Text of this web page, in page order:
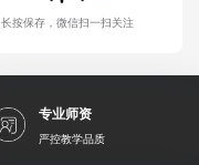
长按保存，微信扫一扫关注
专业师资
严控教学品质